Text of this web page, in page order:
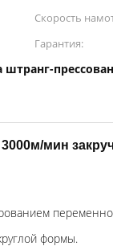
Скорость
Гарантия:
мин
формы.